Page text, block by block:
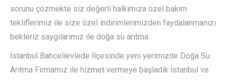
sorunu çözmekte siz değerli halkımıza özel bakım
tekliflerimiz ile size özel indirimlerimizden faydalanmanızı
bekleriz saygılarımız ile doğa su arıtma.
İstanbul Bahcelievlede İlçesinde yeni yerimizde Doğa Su
Arıtma Firmamız ile hizmet vermeye başladık İstanbul ve